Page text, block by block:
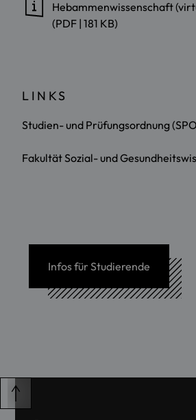
Hebammenwissenschaft
(PDF | 181 KB)
LINKS
Studien- und Prüfungsordnung
Fakultät Sozial- und
Infos für Studierende